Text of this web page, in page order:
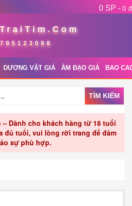
0 SP - 0 đ
DƯƠNG VẬT GIẢ ÂM ĐẠO GIẢ BAO
TÌM KIẾM
Dành cho khách hàng từ 18 tuổi
đủ tuổi, vui lòng rời trang để đảm
sự phù hợp.